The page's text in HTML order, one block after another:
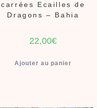
carrées Ecailles de
Dragons – Bahia
22,00€
Ajouter au panier